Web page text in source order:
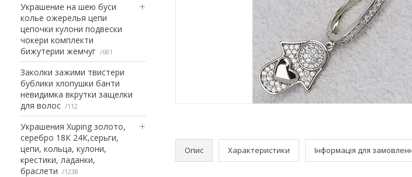
Украшение на шею буси
колье ожерелья цепи
цепочки кулони подвески
чокери комплекти
бижутерии жемчуг
681
Заколки зажими твистери
бублики хлопушки банти
невидимка вкрутки защелки
для волос
112
Украшения Xuping золото,
серебро 18К 24К,серьги,
цепи, кольца, кулони,
крестики, ладанки,
браслети
1238
Опис Характеристики Інформація для